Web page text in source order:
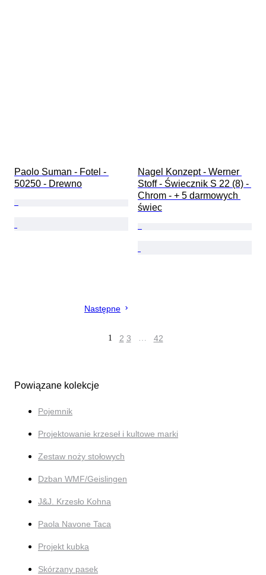
Paolo Suman - Fotel -
50250 - Drewno
Nagel Konzept - Werner
Stoff - Świecznik S 22 (8) -
Chrom - + 5 darmowych
świec
Następne
1 2 3 … 42
Powiązane kolekcje
Pojemnik
Projektowanie krzeseł i kultowe marki
Zestaw noży stołowych
Dzban WMF/Geislingen
J&J. Krzesło Kohna
Paola Navone Taca
Projekt kubka
Skórzany pasek